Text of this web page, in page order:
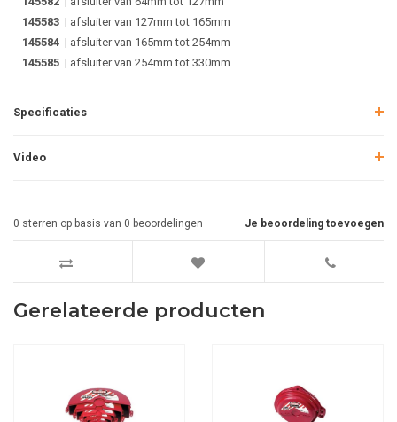
145583 | afsluiter van 127mm tot 165mm
145584 | afsluiter van 165mm tot 254mm
145585 | afsluiter van 254mm tot 330mm
Specificaties
Video
Je beoordeling toevoegen
0 sterren op basis van 0 beoordelingen
Gerelateerde producten